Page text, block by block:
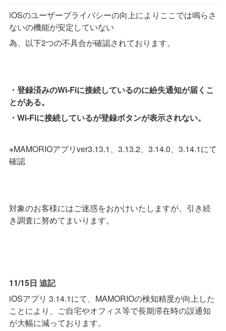
iOSのユーザープライバシーの向上によりここでは鳴らさ
ないの機能が安定していない
為、以下2つの不具合が確認されております。
・登録済みのWi-Fiに接続しているのに紛失通知が届くこ
とがある。
・Wi-Fiに接続しているが登録ボタンが表示されない。
※MAMORIOアプリver3.13.1、3.13.2、3.14.0、3.14.1にて
確認
対象のお客様にはご迷惑をおかけいたしますが、引き続
き調査に努めてまいります。
11/15日 追記
iOSアプリ 3.14.1にて、MAMORIOの検知精度が向上した
ことにより、ご自宅やオフィス等で長期滞在時の誤通知
が大幅に減っております。